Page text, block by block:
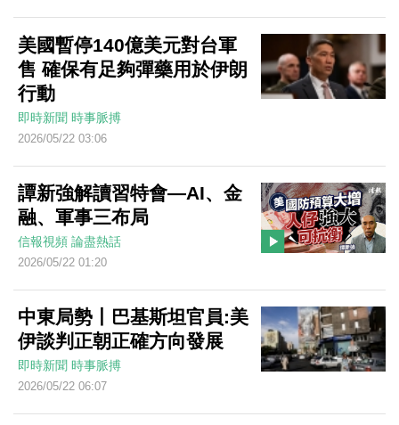
美國暫停140億美元對台軍
售 確保有足夠彈藥用於伊朗
行動
即時新聞 時事脈搏
2026/05/22 03:06
譚新強解讀習特會—AI、金
融、軍事三布局
信報視頻 論盡熱話
2026/05/22 01:20
中東局勢丨巴基斯坦官員:美
伊談判正朝正確方向發展
即時新聞 時事脈搏
2026/05/22 06:07